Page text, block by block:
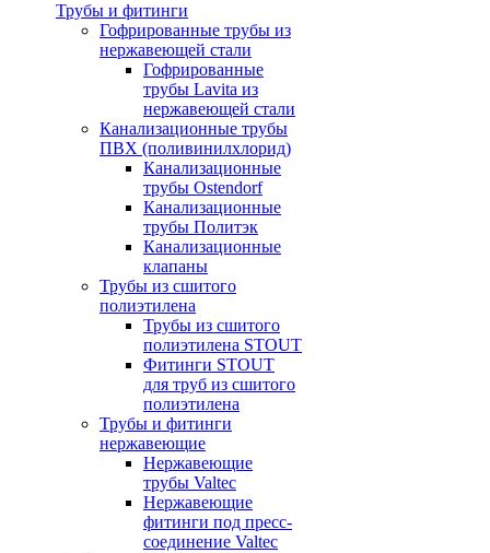
Трубы и фитинги
Гофрированные трубы из
нержавеющей стали
Гофрированные
трубы Lavita из
нержавеющей стали
Канализационные трубы
ПВХ (поливинилхлорид)
Канализационные
трубы Ostendorf
Канализационные
трубы Политэк
Канализационные
клапаны
Трубы из сшитого
полиэтилена
Трубы из сшитого
полиэтилена STOUT
Фитинги STOUT
для труб из сшитого
полиэтилена
Трубы и фитинги
нержавеющие
Нержавеющие
трубы Valtec
Нержавеющие
фитинги под пресс-
соединение Valtec